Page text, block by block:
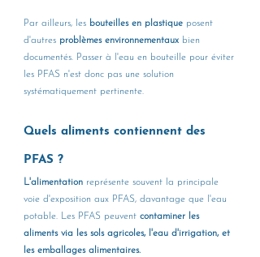
Par ailleurs, les bouteilles en plastique posent
d'autres problèmes environnementaux bien
documentés. Passer à l'eau en bouteille pour éviter
les PFAS n'est donc pas une solution
systématiquement pertinente.
Quels aliments contiennent des
PFAS ?
L'alimentation représente souvent la principale
voie d'exposition aux PFAS, davantage que l'eau
potable. Les PFAS peuvent contaminer les
aliments via les sols agricoles, l'eau d'irrigation, et
les emballages alimentaires.